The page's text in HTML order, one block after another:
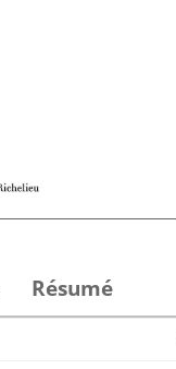
Résumé